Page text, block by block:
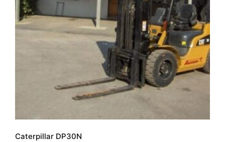
Caterpillar DP30N